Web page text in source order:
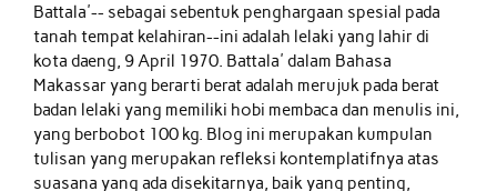
Battala'-- sebagai sebentuk penghargaan spesial pada
tanah tempat kelahiran--ini adalah lelaki yang lahir di
kota daeng, 9 April 1970. Battala' dalam Bahasa
Makassar yang berarti berat adalah merujuk pada berat
badan lelaki yang memiliki hobi membaca dan menulis ini,
yang berbobot 100 kg. Blog ini merupakan kumpulan
tulisan yang merupakan refleksi kontemplatifnya atas
suasana yang ada disekitarnya, baik yang penting,